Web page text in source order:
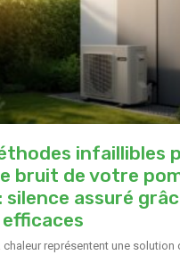
infaillibles
bruit de votre
silence assuré
représentent une solution